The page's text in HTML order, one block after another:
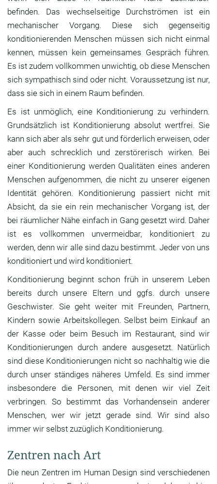
befinden. Das wechselseitige Durchströmen ist ein
mechanischer Vorgang. Diese sich gegenseitig
konditionierenden Menschen müssen sich nicht einmal
kennen, müssen kein gemeinsames Gespräch führen.
Es ist zudem vollkommen unwichtig, ob diese Menschen
sich sympathisch sind oder nicht. Voraussetzung ist nur,
dass sie sich in einem Raum befinden.
Es ist unmöglich, eine Konditionierung zu verhindern.
Grundsätzlich ist Konditionierung absolut wertfrei. Sie
kann sich aber als sehr gut und förderlich erweisen, oder
aber auch schrecklich und zerstörerisch wirken. Bei
einer Konditionierung werden Qualitäten eines anderen
Menschen aufgenommen, die nicht zu unserer eigenen
Identität gehören. Konditionierung passiert nicht mit
Absicht, da sie ein rein mechanischer Vorgang ist, der
bei räumlicher Nähe einfach in Gang gesetzt wird. Daher
ist es vollkommen unvermeidbar, konditioniert zu
werden, denn wir alle sind dazu bestimmt. Jeder von uns
konditioniert und wird konditioniert.
Konditionierung beginnt schon früh in unserem Leben
bereits durch unsere Eltern und ggfs. durch unsere
Geschwister. Sie geht weiter mit Freunden, Partnern,
Kindern sowie Arbeitskollegen. Selbst beim Einkauf an
der Kasse oder beim Besuch im Restaurant, sind wir
Konditionierungen durch andere ausgesetzt. Natürlich
sind diese Konditionierungen nicht so nachhaltig wie die
durch unser ständiges näheres Umfeld. Es sind immer
insbesondere die Personen, mit denen wir viel Zeit
verbringen. So bestimmt das Vorhandensein anderer
Menschen, wer wir jetzt gerade sind. Wir sind also
immer wir selbst zuzüglich Konditionierung.
Zentren nach Art
Die neun Zentren im Human Design sind verschiedenen